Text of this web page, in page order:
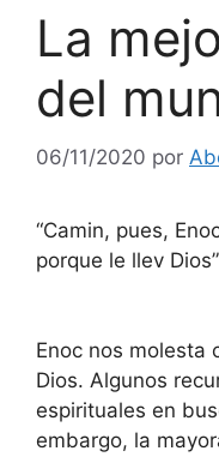
La
del
06/11/2020 por
“Camin, pues,
porque le llev
Enoc nos molesta
Dios. Algunos
espirituales en
embargo, la